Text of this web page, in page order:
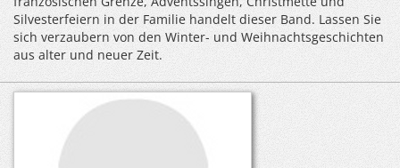
Silvesterfeiern in der Familie handelt dieser Band. Lassen Sie
sich verzaubern von den Winter- und Weihnachtsgeschichten
aus alter und neuer Zeit.